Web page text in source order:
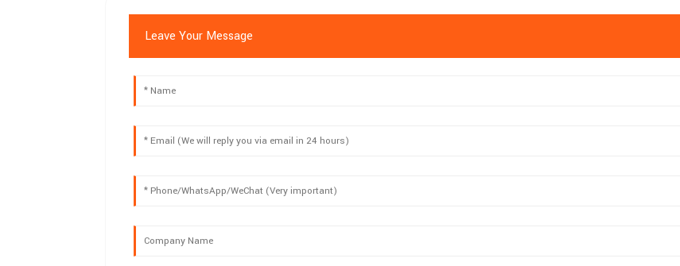
Leave Your Message